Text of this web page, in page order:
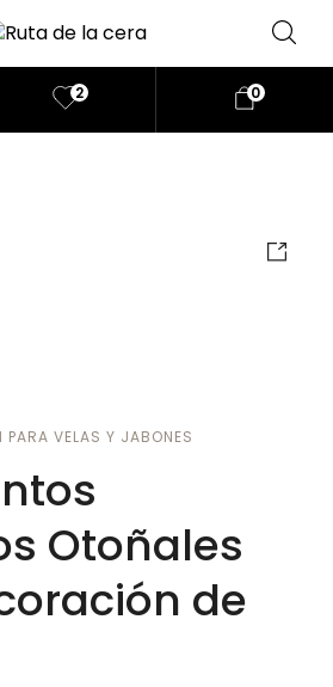
2 0
PARA VELAS Y JABONES
Otoñales
de